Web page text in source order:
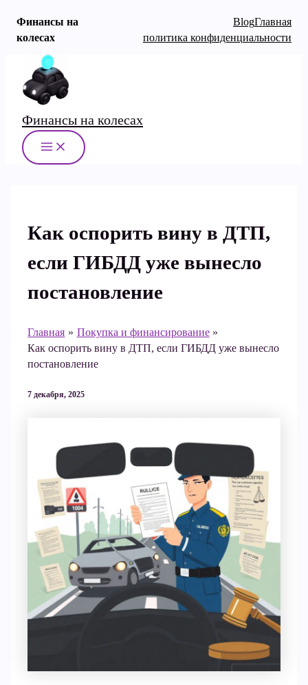
Финансы на
колесах
BlogГлавная
политика конфиденциальности
Перейти
содержимому
Финансы на колесах
MAIN
MENU
Как оспорить вину в ДТП,
если ГИБДД уже вынесло
постановление
Главная
Покупка и финансирование
Как оспорить вину в ДТП, если ГИБДД уже вынесло
постановление
7 декабря, 2025